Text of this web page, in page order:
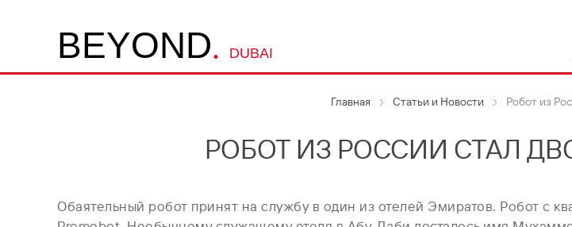
BEYOND. DUBAI
Главная Статьи и Новости Робот из
РОБОТ ИЗ РОССИИ СТАЛ
Обаятельный робот принят на службу в один из отелей Эмиратов. Робот с